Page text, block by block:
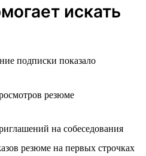
искать
подписки показало
резюме
на собеседования
резюме на первых строчках